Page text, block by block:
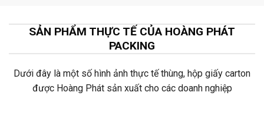
SẢN PHẨM THỰC TẾ CỦA HOÀNG PHÁT
PACKING
Dưới đây là một số hình ảnh thực tế thùng, hộp giấy carton
được Hoàng Phát sản xuất cho các doanh nghiệp